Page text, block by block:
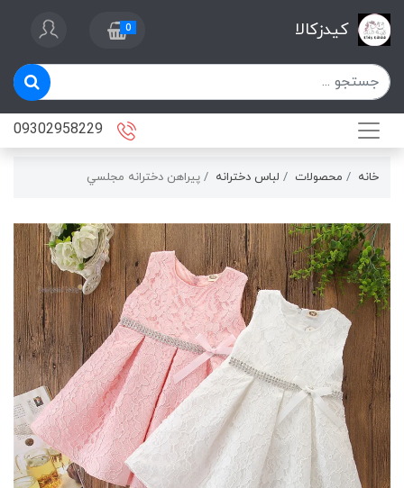
کیدزکالا 0
خانه محصولات لباس دخترانه پيراهن دخترانه مجلسي